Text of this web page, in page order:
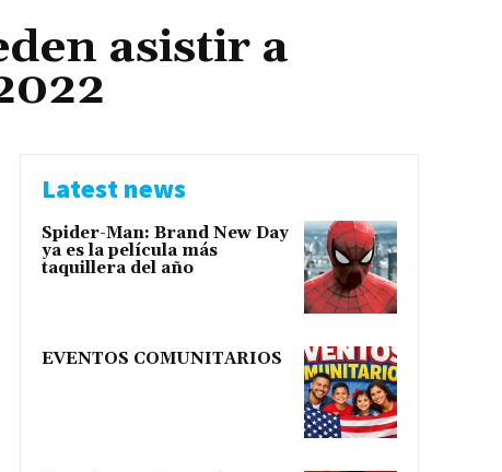
asistir a
Latest news
Spider-Man: Brand New Day
ya es la película más
taquillera del año
EVENTOS COMUNITARIOS